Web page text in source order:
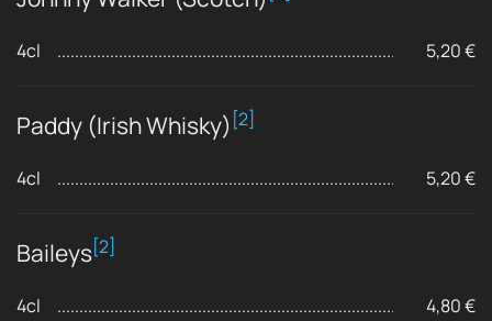
4cl 5,20 €
Paddy (Irish Whisky) [2]
4cl 5,20 €
Baileys[2]
4cl 4,80 €